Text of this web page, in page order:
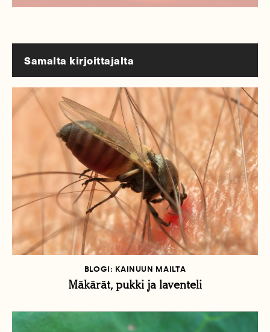
Samalta kirjoittajalta
BLOGI: KAINUUN MAILTA
Mäkärät, pukki ja laventeli